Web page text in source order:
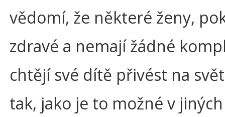
vědomí, že některé ženy,
zdravé a nemají žádné
chtějí své dítě přivést na
tak, jako je to možné v jiných